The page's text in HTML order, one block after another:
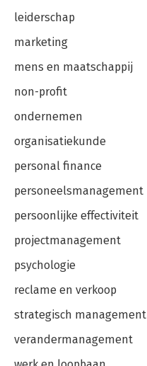
leiderschap
marketing
mens en maatschappij
non-profit
ondernemen
organisatiekunde
personal finance
personeelsmanagement
persoonlijke effectiviteit
projectmanagement
psychologie
reclame en verkoop
strategisch management
verandermanagement